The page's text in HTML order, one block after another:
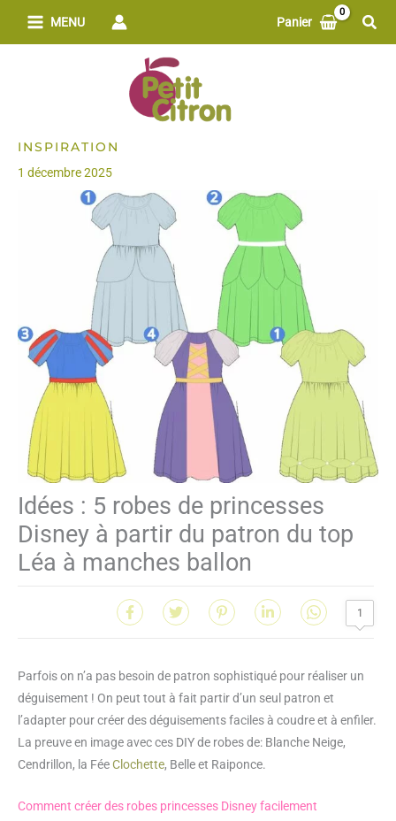
MENU Panier
INSPIRATION
1 décembre 2025
Idées : 5 robes de princesses
Disney à partir du patron du top
Léa à manches ballon
1
Parfois on n’a pas besoin de patron sophistiqué pour réaliser un
déguisement ! On peut tout à fait partir d’un seul patron et
l’adapter pour créer des déguisements faciles à coudre et à enfiler.
La preuve en image avec ces DIY de robes de: Blanche Neige,
Cendrillon, la FéeClochette, Belle et Raiponce.
Comment créer des robes princesses Disney facilement